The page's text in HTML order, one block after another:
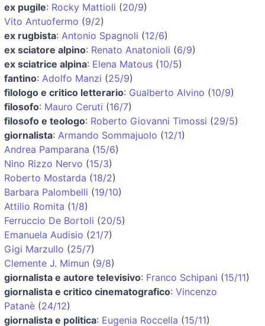
ex pugile: Rocky Mattioli (20/9)
Vito Antuofermo (9/2)
ex rugbista: Antonio Spagnoli (12/6)
ex sciatore alpino: Renato Anatonioli (6/9)
ex sciatrice alpina: Elena Matous (10/5)
fantino: Adolfo Manzi (25/9)
filologo e critico letterario: Gualberto Alvino (10/9)
filosofo: Mauro Ceruti (16/7)
filosofo e teologo: Roberto Giovanni Timossi (29/5)
giornalista: Armando Sommajuolo (12/1)
Andrea Pamparana (15/6)
Nino Rizzo Nervo (15/3)
Roberto Mostarda (18/2)
Barbara Palombelli (19/10)
Attilio Romita (1/8)
Ferruccio De Bortoli (20/5)
Emanuela Audisio (21/7)
Gigi Marzullo (25/7)
Clemente J. Mimun (9/8)
giornalista e autore televisivo: Franco Schipani (15/11)
giornalista e critico cinematografico: Vincenzo
Patanè (24/12)
giornalista e politica: Eugenia Roccella (15/11)